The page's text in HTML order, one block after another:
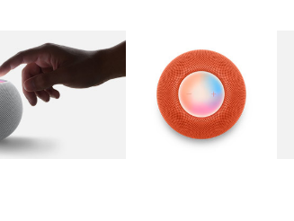
图库 图像 图库 图像